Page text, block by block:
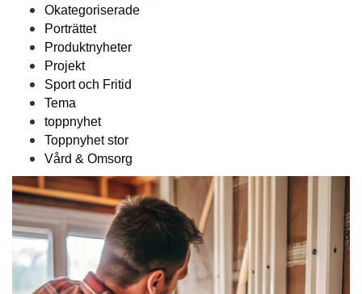
Okategoriserade
Porträttet
Produktnyheter
Projekt
Sport och Fritid
Tema
toppnyhet
Toppnyhet stor
Vård & Omsorg